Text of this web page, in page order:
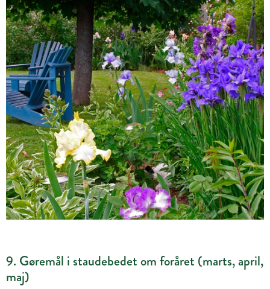
9. Gøremål i staudebedet om foråret (marts, april,
maj)